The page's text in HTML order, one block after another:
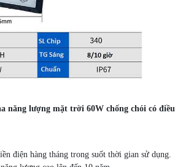
năng lượng mặt trời 60W chống chói có điều
điện hàng tháng trong suốt thời gian sử dụng.